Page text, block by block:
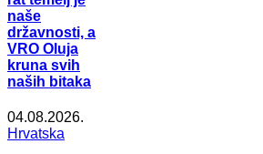
naše
državnosti, a
VRO Oluja
kruna svih
naših bitaka
04.08.2026.
Hrvatska